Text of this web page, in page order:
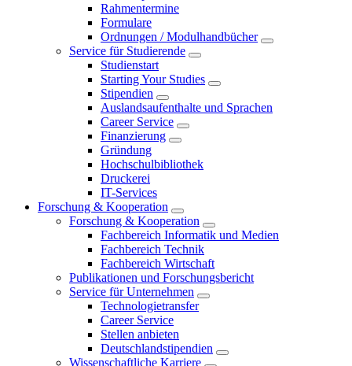
Rahmentermine
Formulare
Ordnungen / Modulhandbücher
Service für Studierende
Studienstart
Starting Your Studies
Stipendien
Auslandsaufenthalte und Sprachen
Career Service
Finanzierung
Gründung
Hochschulbibliothek
Druckerei
IT-Services
Forschung & Kooperation
Forschung & Kooperation
Fachbereich Informatik und Medien
Fachbereich Technik
Fachbereich Wirtschaft
Publikationen und Forschungsbericht
Service für Unternehmen
Technologietransfer
Career Service
Stellen anbieten
Deutschlandstipendien
Wissenschaftliche Karriere